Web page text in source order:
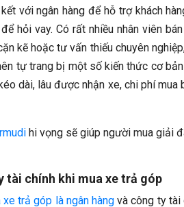
với ngân hàng để hỗ trợ khách
hỏi vay. Có rất nhiều nhân viên
kẽ hoặc tư vấn thiếu chuyên
tự trang bị một số kiến thức cơ
dài, lâu được nhận xe, chi phí mua
hi vọng sẽ giúp người mua giải
tài chính khi mua xe trả góp
xe trả góp là ngân hàng và công ty tài